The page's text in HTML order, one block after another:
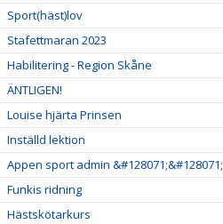
Sport(häst)lov
Stafettmaran 2023
Habilitering - Region Skåne
ÄNTLIGEN!
Louise hjärta Prinsen
Inställd lektion
Appen sport admin &#128071;&#128071;
Funkis ridning
Hästskötarkurs